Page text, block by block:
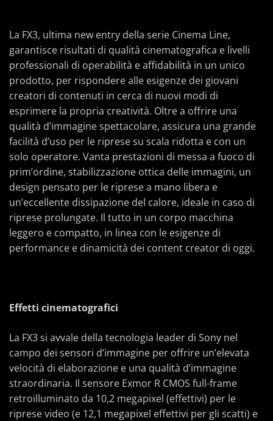
La FX3, ultima new entry della serie Cinema Line,
garantisce risultati di qualità cinematografica e livelli
professionali di operabilità e affidabilità in un unico
prodotto, per rispondere alle esigenze dei giovani
creatori di contenuti in cerca di nuovi modi di
esprimere la propria creatività. Oltre a offrire una
qualità d’immagine spettacolare, assicura una grande
facilità d’uso per le riprese su scala ridotta e con un
solo operatore. Vanta prestazioni di messa a fuoco di
prim’ordine, stabilizzazione ottica delle immagini, un
design pensato per le riprese a mano libera e
un’eccellente dissipazione del calore, ideale in caso di
riprese prolungate. Il tutto in un corpo macchina
leggero e compatto, in linea con le esigenze di
performance e dinamicità dei content creator di oggi.
Effetti cinematografici
La FX3 si avvale della tecnologia leader di Sony nel
campo dei sensori d’immagine per offrire un’elevata
velocità di elaborazione e una qualità d’immagine
straordinaria. Il sensore Exmor R CMOS full-frame
retroilluminato da 10,2 megapixel (effettivi) per le
riprese video (e 12,1 megapixel effettivi per gli scatti) e